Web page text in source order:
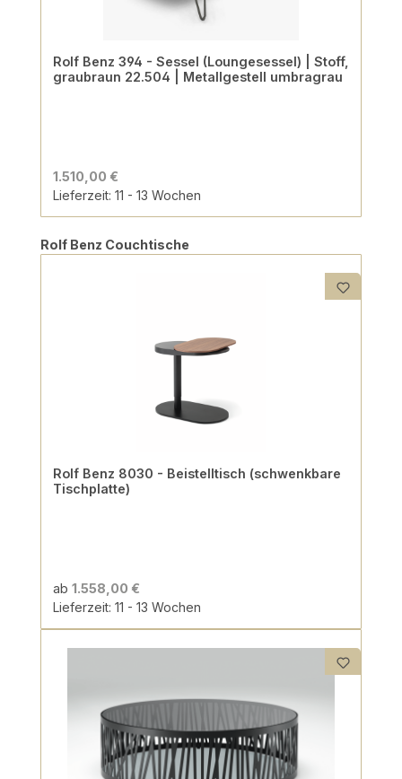
Rolf Benz 394 - Sessel (Loungesessel) | Stoff,
graubraun 22.504 | Metallgestell umbragrau
1.510,00 €
Lieferzeit: 11 - 13 Wochen
Produktgalerie überspringen
Rolf Benz Couchtische
Rolf Benz 8030 - Beistelltisch (schwenkbare
Tischplatte)
ab 1.558,00 €
Lieferzeit: 11 - 13 Wochen